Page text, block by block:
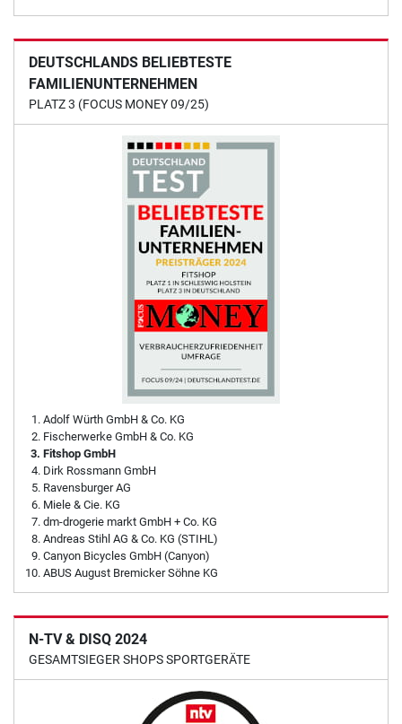
DEUTSCHLANDS BELIEBTESTE
FAMILIENUNTERNEHMEN
PLATZ 3 (FOCUS MONEY 09/25)
Adolf Würth GmbH & Co. KG
Fischerwerke GmbH & Co. KG
Fitshop GmbH
Dirk Rossmann GmbH
Ravensburger AG
Miele & Cie. KG
dm-drogerie markt GmbH + Co. KG
Andreas Stihl AG & Co. KG (STIHL)
Canyon Bicycles GmbH (Canyon)
ABUS August Bremicker Söhne KG
N-TV & DISQ 2024
GESAMTSIEGER SHOPS SPORTGERÄTE